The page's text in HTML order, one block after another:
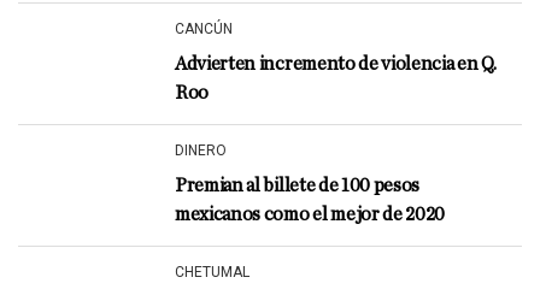
CANCÚN
Advierten incremento de violencia en Q.
Roo
DINERO
Premian al billete de 100 pesos
mexicanos como el mejor de 2020
CHETUMAL